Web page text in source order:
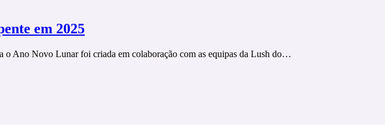
em 2025
o Ano Novo Lunar foi criada em colaboração com as equipas da Lush do…